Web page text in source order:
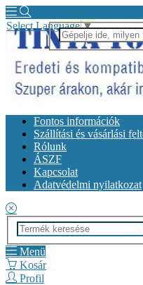
Select Language▼
Fontos információk
Szállítási és vásárlási
Rólunk
ÁSZF
Kapcsolat
Adatvédelmi nyilatkozat
Menü
Kosár
Profil